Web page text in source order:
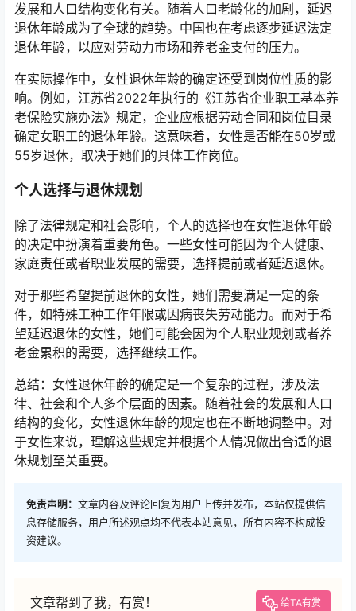
发展和人口结构变化有关。随着人口老龄化的加剧，延迟
退休年龄成为了全球的趋势。中国也在考虑逐步延迟法定
退休年龄，以应对劳动力市场和养老金支付的压力。
在实际操作中，女性退休年龄的确定还受到岗位性质的影
响。例如，江苏省2022年执行的《江苏省企业职工基本养
老保险实施办法》规定，企业应根据劳动合同和岗位目录
确定女职工的退休年龄。这意味着，女性是否能在50岁或
55岁退休，取决于她们的具体工作岗位。
个人选择与退休规划
除了法律规定和社会影响，个人的选择也在女性退休年龄
的决定中扮演着重要角色。一些女性可能因为个人健康、
家庭责任或者职业发展的需要，选择提前或者延迟退休。
对于那些希望提前退休的女性，她们需要满足一定的条
件，如特殊工种工作年限或因病丧失劳动能力。而对于希
望延迟退休的女性，她们可能会因为个人职业规划或者养
老金累积的需要，选择继续工作。
总结：女性退休年龄的确定是一个复杂的过程，涉及法
律、社会和个人多个层面的因素。随着社会的发展和人口
结构的变化，女性退休年龄的规定也在不断地调整中。对
于女性来说，理解这些规定并根据个人情况做出合适的退
休规划至关重要。
免责声明： 文章内容及评论回复为用户上传并发布，本站仅提供信
息存储服务，用户所述观点均不代表本站意见，所有内容不构成投
资建议。
文章帮到了我，有赏！ 给TA有赏